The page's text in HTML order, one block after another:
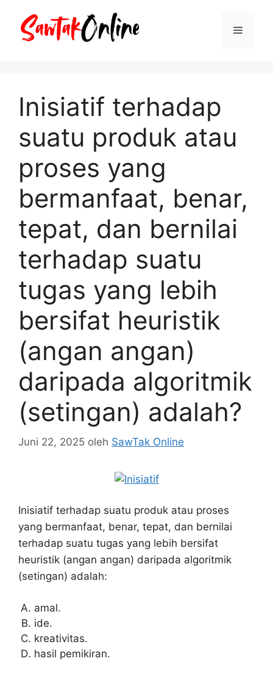
Menu
Inisiatif terhadap
suatu produk atau
proses yang
bermanfaat, benar,
tepat, dan bernilai
terhadap suatu
tugas yang lebih
bersifat heuristik
(angan angan)
daripada algoritmik
(setingan) adalah?
Juni 22, 2025 oleh SawTak Online
Inisiatif terhadap suatu produk atau proses
yang bermanfaat, benar, tepat, dan bernilai
terhadap suatu tugas yang lebih bersifat
heuristik (angan angan) daripada algoritmik
(setingan) adalah:
amal.
ide.
kreativitas.
hasil pemikiran.